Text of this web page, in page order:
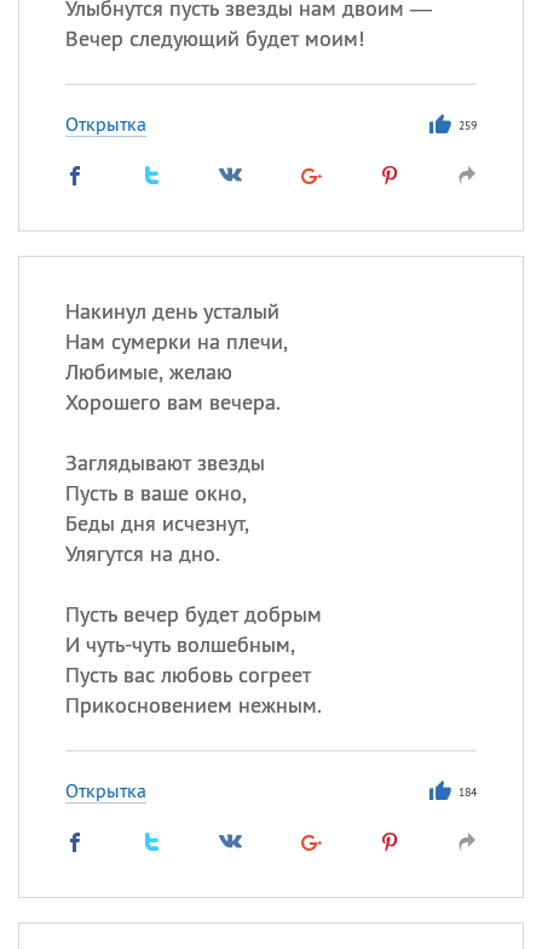
Улыбнутся пусть звезды нам двоим —
Вечер следующий будет моим!
Открытка 259
Накинул день усталый
Нам сумерки на плечи,
Любимые, желаю
Хорошего вам вечера.
Заглядывают звезды
Пусть в ваше окно,
Беды дня исчезнут,
Улягутся на дно.
Пусть вечер будет добрым
И чуть-чуть волшебным,
Пусть вас любовь согреет
Прикосновением нежным.
Открытка 184